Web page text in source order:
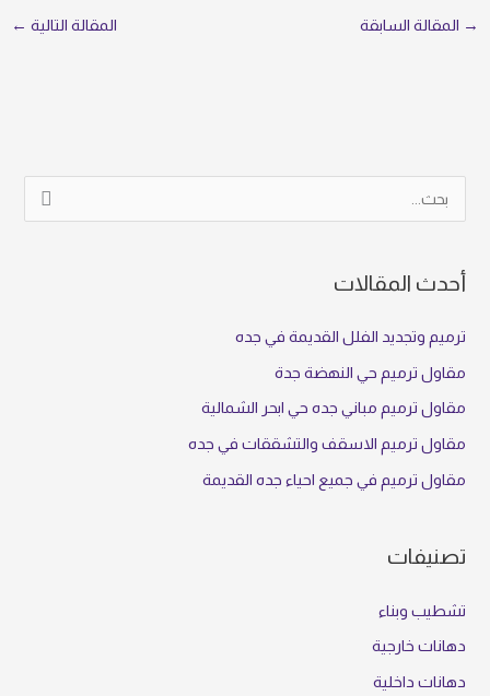
→ المقالة السابقة المقالة التالية ←
ب
ث
أحدث المقالات
ترميم وتجديد الفلل القديمة في جده
مقاول ترميم حي النهضة جدة
مقاول ترميم مباني جده حي ابحر الشمالية
مقاول ترميم الاسقف والتشققات في جده
مقاول ترميم في جميع احياء جده القديمة
تصنيفات
تشطيب وبناء
دهانات خارجية
دهانات داخلية